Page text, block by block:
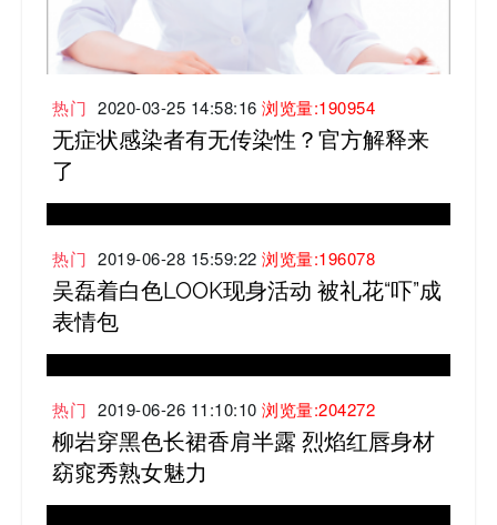
热门 2020-03-25 14:58:16 浏览量:190954
无症状感染者有无传染性？官方解释来
了
热门 2019-06-28 15:59:22 浏览量:196078
吴磊着白色LOOK现身活动 被礼花“吓”成
表情包
热门 2019-06-26 11:10:10 浏览量:204272
柳岩穿黑色长裙香肩半露 烈焰红唇身材
窈窕秀熟女魅力